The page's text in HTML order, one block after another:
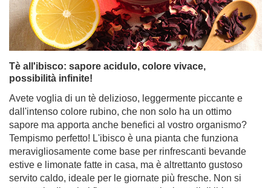
Non c'è niente di meglio che riscaldare il corpo e
stimolare la mente con un infuso caldo della vostra yerba
mate preferita. Ma cosa succede quando il sole inizia a
picchiare e il corpo, stremato dal caldo, desidera un
rinfresco energizzante? Per gli amanti del mate c'è solo
una risposta: il tereré - yerba mate servito freddo.
Per saperne di più